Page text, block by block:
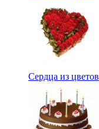
Сердца из цветов